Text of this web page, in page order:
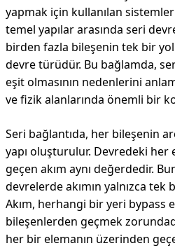
yapmak için kullanılan
temel yapılar arasında seri
birden fazla bileşenin tek bir
devre türüdür. Bu bağlamda,
eşit olmasının nedenlerini
ve fizik alanlarında önemli bir
Seri bağlantıda, her bileşenin
yapı oluşturulur. Devredeki her
geçen akım aynı değerdedir.
devrelerde akımın yalnızca tek
Akım, herhangi bir yeri bypass
bileşenlerden geçmek
her bir elemanın üzerinden